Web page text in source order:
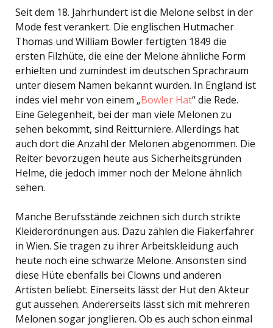
Seit dem 18. Jahrhundert ist die Melone selbst in der
Mode fest verankert. Die englischen Hutmacher
Thomas und William Bowler fertigten 1849 die
ersten Filzhüte, die eine der Melone ähnliche Form
erhielten und zumindest im deutschen Sprachraum
unter diesem Namen bekannt wurden. In England ist
indes viel mehr von einem „Bowler Hat“ die Rede.
Eine Gelegenheit, bei der man viele Melonen zu
sehen bekommt, sind Reitturniere. Allerdings hat
auch dort die Anzahl der Melonen abgenommen. Die
Reiter bevorzugen heute aus Sicherheitsgründen
Helme, die jedoch immer noch der Melone ähnlich
sehen.
Manche Berufsstände zeichnen sich durch strikte
Kleiderordnungen aus. Dazu zählen die Fiakerfahrer
in Wien. Sie tragen zu ihrer Arbeitskleidung auch
heute noch eine schwarze Melone. Ansonsten sind
diese Hüte ebenfalls bei Clowns und anderen
Artisten beliebt. Einerseits lässt der Hut den Akteur
gut aussehen. Andererseits lässt sich mit mehreren
Melonen sogar jonglieren. Ob es auch schon einmal